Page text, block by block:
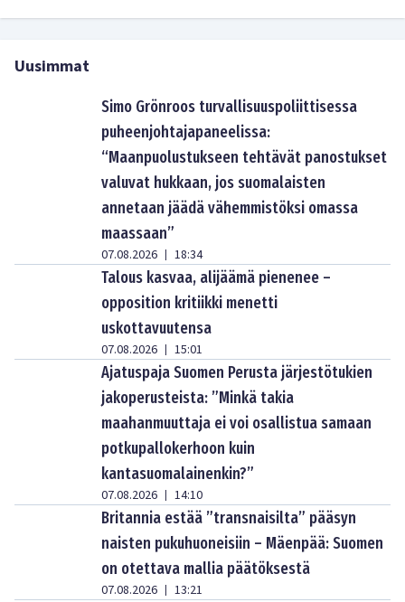
Uusimmat
Simo Grönroos turvallisuuspoliittisessa
puheenjohtajapaneelissa:
“Maanpuolustukseen tehtävät panostukset
valuvat hukkaan, jos suomalaisten
annetaan jäädä vähemmistöksi omassa
maassaan”
07.08.2026 | 18:34
Talous kasvaa, alijäämä pienenee –
opposition kritiikki menetti
uskottavuutensa
07.08.2026 | 15:01
Ajatuspaja Suomen Perusta järjestötukien
jakoperusteista: ”Minkä takia
maahanmuuttaja ei voi osallistua samaan
potkupallokerhoon kuin
kantasuomalainenkin?”
07.08.2026 | 14:10
Britannia estää ”transnaisilta” pääsyn
naisten pukuhuoneisiin – Mäenpää: Suomen
on otettava mallia päätöksestä
07.08.2026 | 13:21